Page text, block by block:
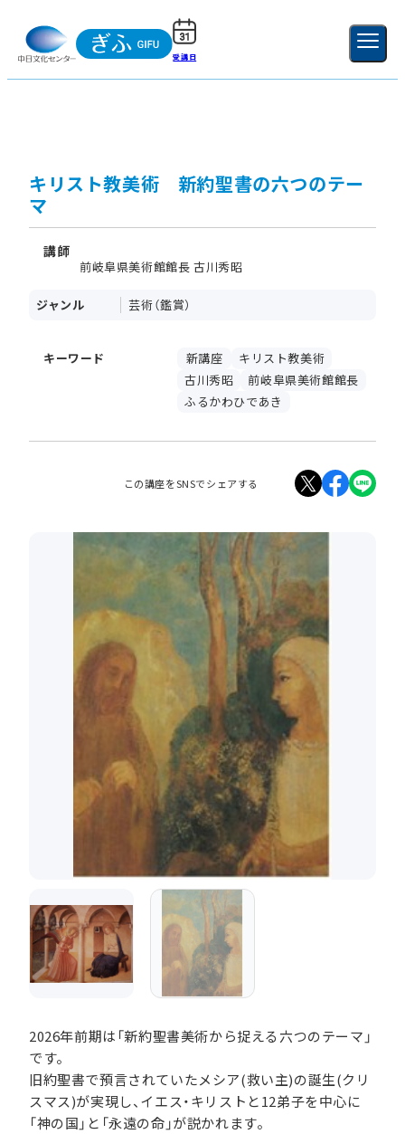
受講日 新規登録
キリスト教美術 新約聖書の六つのテー
マ
講師
前岐阜県美術館館長 古川秀昭
ジャンル 芸術（鑑賞）
キーワード 新講座
キリスト教美術
古川秀昭
前岐阜県美術館館長
ふるかわひであき
この講座をSNSでシェアする
2026年前期は「新約聖書美術から捉える六つのテーマ」
です。
旧約聖書で預言されていたメシア(救い主)の誕生(クリ
スマス)が実現し、イエス・キリストと12弟子を中心に
「神の国」と「永遠の命」が説かれます。